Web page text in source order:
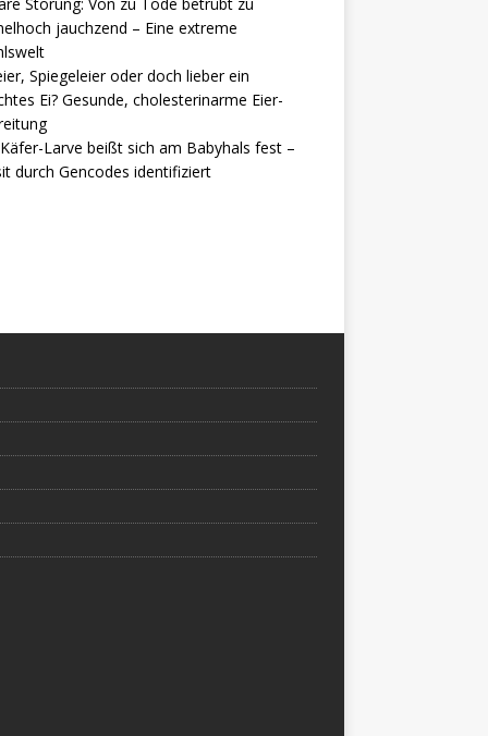
jauchzend – Eine extreme
Spiegeleier oder doch lieber ein
Ei? Gesunde, cholesterinarme Eier-
Larve beißt sich am Babyhals fest –
durch Gencodes identifiziert